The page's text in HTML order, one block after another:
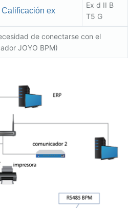
Calificación ex
Ex d II B
T5 G
de conectarse con el
JOYO BPM)